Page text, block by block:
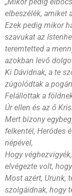
elbeszélék, amiket
Ezek pedig mikor
szavukat az
teremtetted a
azokban levő
Ki Dávidnak, a te
zúgolódtak a
Felállottak a
Úr ellen és az ő
Mert bizony
felkentél, Heródes
népével,
Hogy
elvégezte volt,
Most azért, Urunk,
szolgáidnak, hogy